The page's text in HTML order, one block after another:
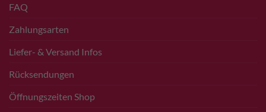
FAQ
Zahlungsarten
Liefer- & Versand Infos
Rücksendungen
Öffnungszeiten Shop